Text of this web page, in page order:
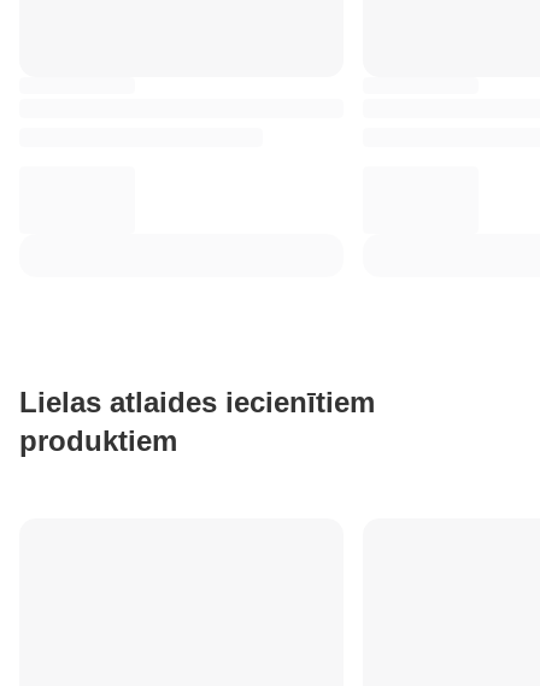
Lielas atlaides iecienītiem
produktiem